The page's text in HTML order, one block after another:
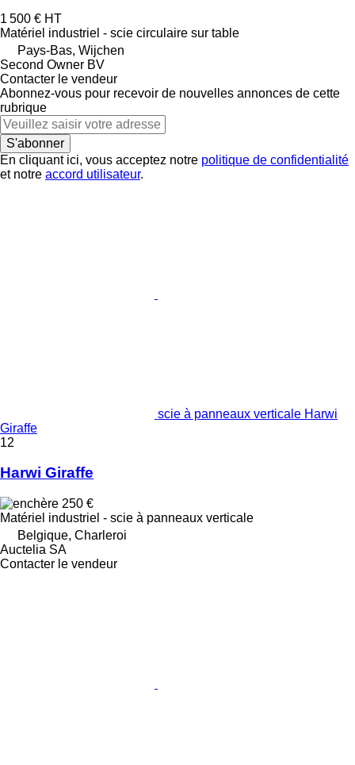
1 500 € HT
Matériel industriel - scie circulaire sur table
Pays-Bas, Wijchen
Second Owner BV
Contacter le vendeur
Abonnez-vous pour recevoir de nouvelles annonces de cette
rubrique
S'abonner
En cliquant ici, vous acceptez notre politique de confidentialité
et notre accord utilisateur.
scie à panneaux verticale Harwi
Giraffe
12
Harwi Giraffe
250 €
Matériel industriel - scie à panneaux verticale
Belgique, Charleroi
Auctelia SA
Contacter le vendeur